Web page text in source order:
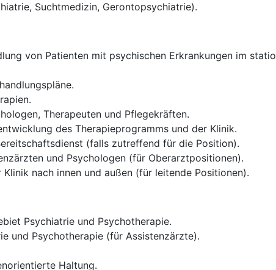
Suchtmedizin, Gerontopsychiatrie).
von Patienten mit psychischen Erkrankungen im
Therapeuten und Pflegekräften.
des Therapieprogramms und der Klinik.
(falls zutreffend für die Position).
und Psychologen (für Oberarztpositionen).
nach innen und außen (für leitende Positionen).
Psychiatrie und Psychotherapie.
und Psychotherapie (für Assistenzärzte).
Haltung.